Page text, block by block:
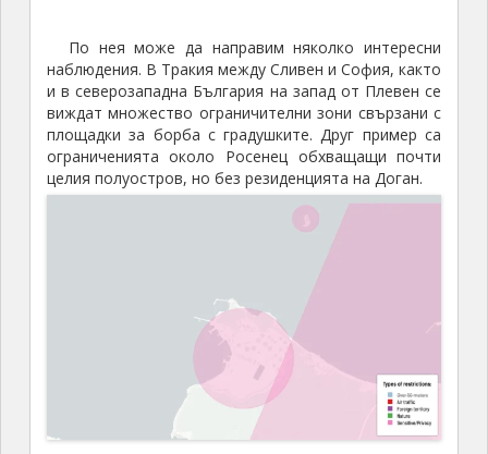
По нея може да направим няколко интересни
наблюдения. В Тракия между Сливен и София, както
и в северозападна България на запад от Плевен се
виждат множество ограничителни зони свързани с
площадки за борба с градушките. Друг пример са
ограниченията около Росенец обхващащи почти
целия полуостров, но без резиденцията на Доган.